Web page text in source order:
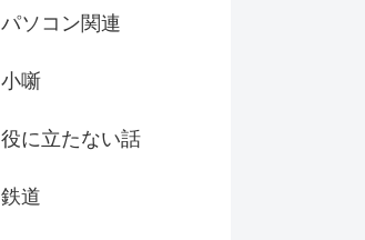
パソコン関連
小噺
役に立たない話
鉄道